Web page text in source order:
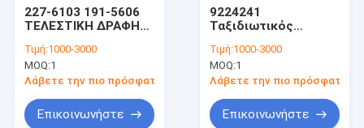
227-6103 191-5606
ΤΕΛΕΣΤΙΚΗ ΔΡΑΦΗ
330CL 330CFM 330D
330D2
Τιμή:1000-3000
MOQ:1
Λάβετε την πιο πρόσφατη τιμή
Επικοινωνήστε
9224241
Ταξιδιωτικός
κιβώτιο ταχυτήτων
Τιμή:1000-3000
MOQ:1
Λάβετε την πιο πρόσφατη
Επικοινωνήστε